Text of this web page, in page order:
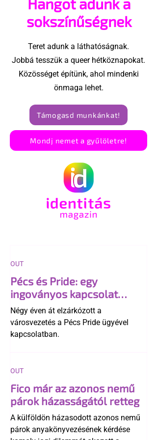
Hangot adunk a
sokszínűségnek
Teret adunk a láthatóságnak.
Jobbá tesszük a queer hétköznapokat.
Közösséget építünk, ahol mindenki
önmaga lehet.
Támogasd munkánkat!
Mondj nemet a gyűlöletre!
Pécs és Pride: egy
ingoványos kapcsolat
története
Négy éven át elzárkózott a
városvezetés a Pécs Pride ügyével
kapcsolatban.
OUT
Fico már az azonos nemű
párok házasságától retteg
A külföldön házasodott azonos nemű
párok anyakönyvezésének kérdése
OUT